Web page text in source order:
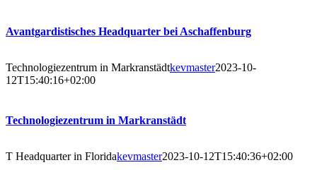
Avantgardistisches Headquarter bei Aschaffenburg
Technologiezentrum in Markranstädtkevmaster2023-10-
12T15:40:16+02:00
Technologiezentrum in Markranstädt
T Headquarter in Floridakevmaster2023-10-12T15:40:36+02:00